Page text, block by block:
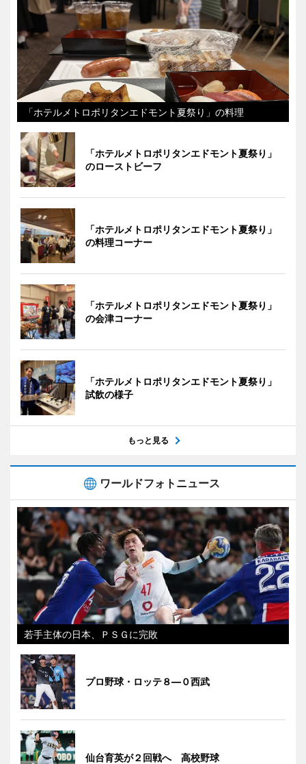
「ホテルメトロポリタンエドモント夏祭り」の料理
「ホテルメトロポリタンエドモント夏祭り」
のローストビーフ
「ホテルメトロポリタンエドモント夏祭り」
の料理コーナー
「ホテルメトロポリタンエドモント夏祭り」
の会津コーナー
「ホテルメトロポリタンエドモント夏祭り」
試飲の様子
もっと見る
ワールドフォトニュース
若手主体の日本、ＰＳＧに完敗
プロ野球・ロッテ８―０西武
仙台育英が２回戦へ 高校野球